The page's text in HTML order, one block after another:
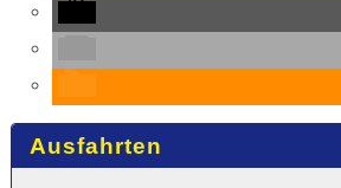
Ausfahrten